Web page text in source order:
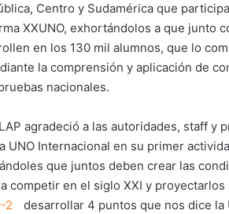
Centro y Sudamérica que
XXUNO, exhortándolos a que junto
en los 130 mil alumnos, que lo
la comprensión y aplicación de
nacionales.
agradeció a las autoridades, staff y
UNO Internacional en su primer
que juntos deben crear las
competir en el siglo XXI y
desarrollar 4 puntos que nos dice la